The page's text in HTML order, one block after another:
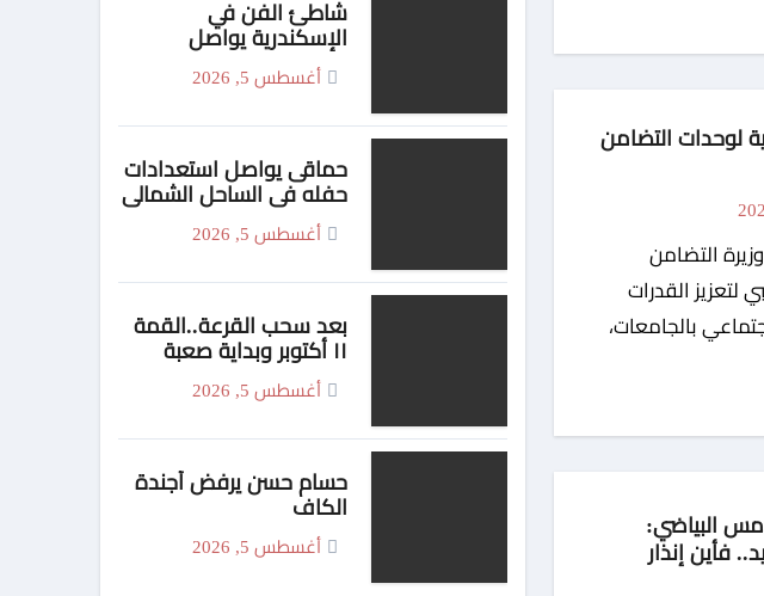
لوحدات التضامن
لتعزيز القدرات
بالجامعات،
البياضي:
فأين إنذار
شاطئ الفن في
الإسكندرية يواصل
فعالياته بعروض مبهجة
لفرقة الفنون الشعبية
أغسطس 5, 2026
حماقى يواصل استعدادات
حفله فى الساحل الشمالى
الجمعة
أغسطس 5, 2026
بعد سحب القرعة..القمة
١١ أكتوبر وبداية صعبة
للأهلي والزمالك
أغسطس 5, 2026
حسام حسن يرفض أجندة
الكاف
أغسطس 5, 2026